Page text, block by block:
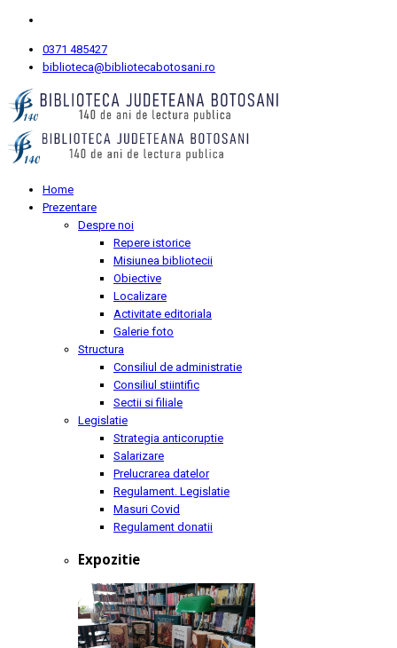
0371 485427
biblioteca@bibliotecabotosani.ro
Home
Prezentare
Despre noi
Repere istorice
Misiunea bibliotecii
Obiective
Localizare
Activitate editoriala
Galerie foto
Structura
Consiliul de administratie
Consiliul stiintific
Sectii si filiale
Legislatie
Strategia anticoruptie
Salarizare
Prelucrarea datelor
Regulament. Legislatie
Masuri Covid
Regulament donatii
Expozitie